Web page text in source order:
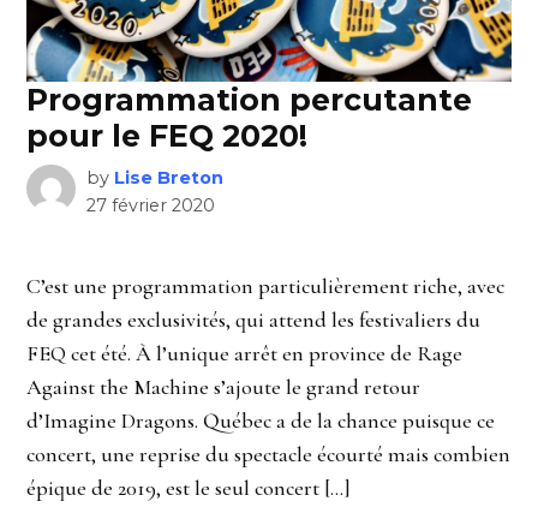
Programmation percutante
pour le FEQ 2020!
by Lise Breton
27 février 2020
C’est une programmation particulièrement riche, avec
de grandes exclusivités, qui attend les festivaliers du
FEQ cet été. À l’unique arrêt en province de Rage
Against the Machine s’ajoute le grand retour
d’Imagine Dragons. Québec a de la chance puisque ce
concert, une reprise du spectacle écourté mais combien
épique de 2019, est le seul concert […]